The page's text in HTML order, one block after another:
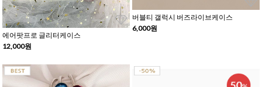
에어팟프로 글리터케이스
12,000원
버블티 갤럭시 버즈라이브케이스
6,000원